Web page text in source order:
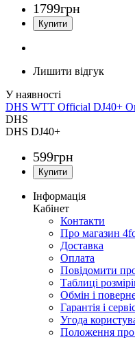
1799грн
Лишити відгук
DHS WTT Official DJ40+
DHS
DHS DJ40+
599грн
Інформація
Кабінет
Контакти
Про магазин
Доставка
Оплата
Повідомити
Таблиці
Обмін і
Гарантія і
Угода
Положення про